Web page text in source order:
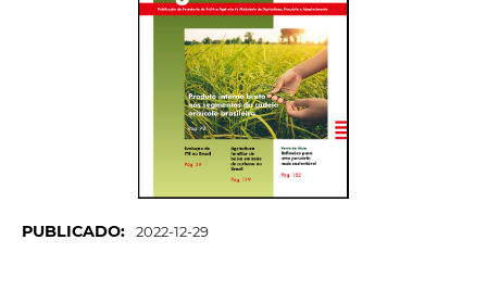
PUBLICADO: 2022-12-29